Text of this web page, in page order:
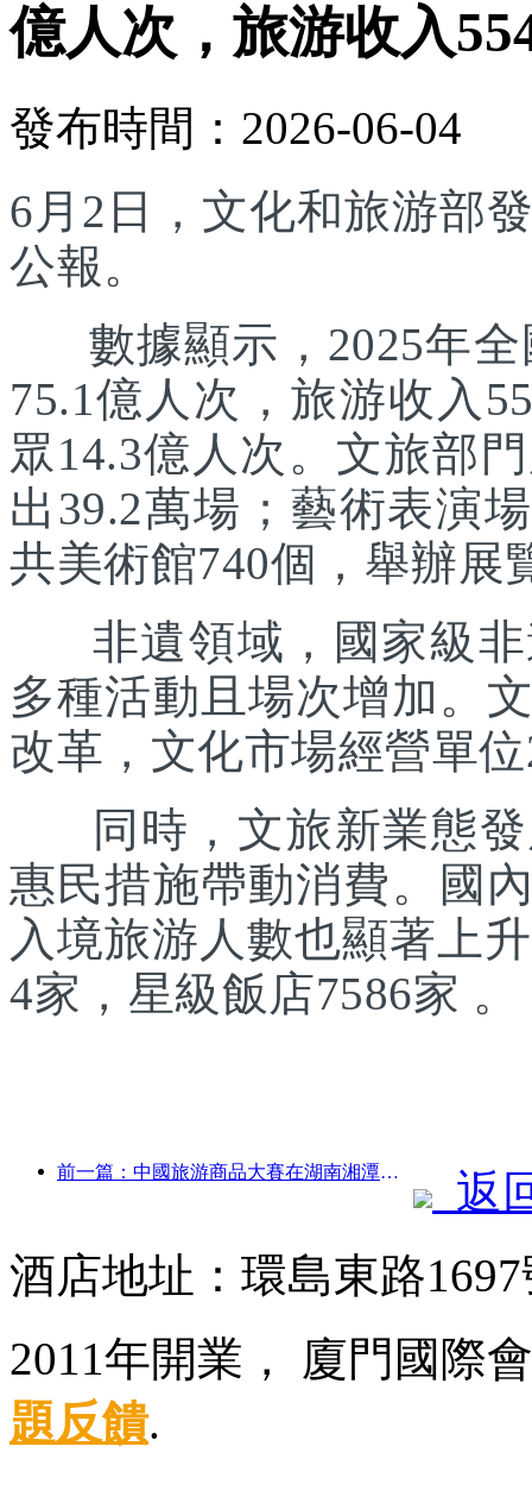
億人次，旅游收入
發布時間：2026-06-04
6月2日，文化和旅游部
公報。
數據顯示，2025年全
75.1億人次，旅游收入
眾14.3億人次。文旅部
出39.2萬場；藝術表演
共美術館740個，舉辦展
非遺領域，國家級非
多種活動且場次增加。
改革，文化市場經營單
同時，文旅新業態發
惠民措施帶動消費。國
入境旅游人數也顯著上
4家，星級飯店7586家 。
前一篇：中國旅游商品大賽在湖南湘潭成功舉辦
返
酒店地址：環島東路
2011年開業， 廈門國
題反饋.